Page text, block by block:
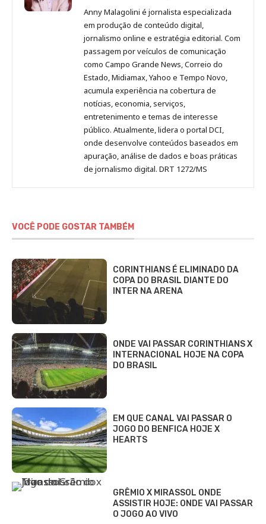
Malagolini
no
Pinterest
Malagolini
no
LinkedIn
Malagolini
no
Instagram
Malagolini
no
Facebook
de
Anny
Malagolini
Anny Malagolini é jornalista especializada
em produção de conteúdo digital,
jornalismo online e estratégia editorial. Com
passagem por veículos de comunicação
como Campo Grande News, Correio do
Estado, Midiamax, Yahoo e Tempo Novo,
acumula experiência na cobertura de
notícias, economia, serviços,
entretenimento e temas de interesse
público. Atualmente, lidera o portal DCI,
onde desenvolve conteúdos baseados em
apuração, análise de dados e boas práticas
de jornalismo digital. DRT 1272/MS
VOCÊ PODE GOSTAR TAMBÉM
CORINTHIANS É ELIMINADO DA
COPA DO BRASIL DIANTE DO
INTER NA ARENA
ONDE VAI PASSAR CORINTHIANS X
INTERNACIONAL HOJE NA COPA
DO BRASIL
EM QUE CANAL VAI PASSAR O
JOGO DO BENFICA HOJE X
HEARTS
GRÊMIO X MIRASSOL ONDE
ASSISTIR HOJE: ONDE VAI PASSAR
O JOGO AO VIVO